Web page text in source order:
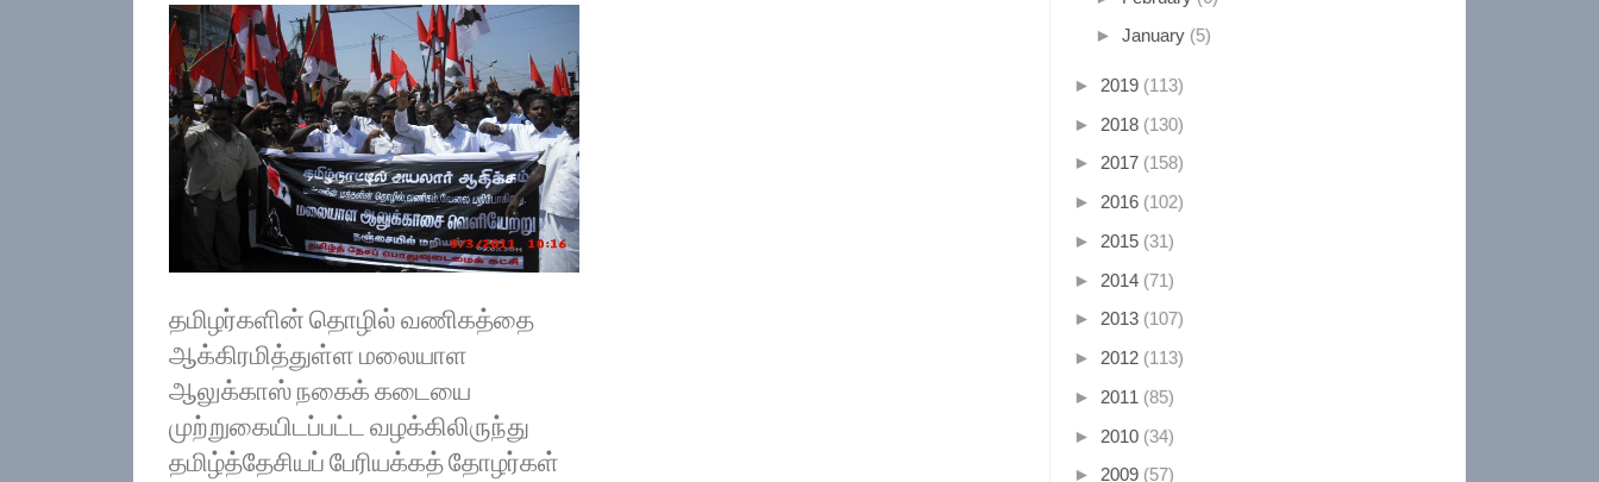
தமிழர்களின் தொழில் வணிகத்தை
ஆக்கிரமித்துள்ள மலையாள
ஆலுக்காஸ் நகைக் கடையை
முற்றுகையிடப்பட்ட வழக்கிலிருந்து
தமிழ்த்தேசியப் பேரியக்கத் தோழர்கள்
► January (5)
► 2019 (113)
► 2018 (130)
► 2017 (158)
► 2016 (102)
► 2015 (31)
► 2014 (71)
► 2013 (107)
► 2012 (113)
► 2011 (85)
► 2010 (34)
► 2009 (57)